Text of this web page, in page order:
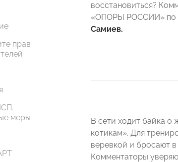
прав
меры
восстановиться?
«ОПОРЫ РОССИИ» по
Самиев.
В сети ходит байка
котикам». Для
веревкой и бросают
Комментаторы